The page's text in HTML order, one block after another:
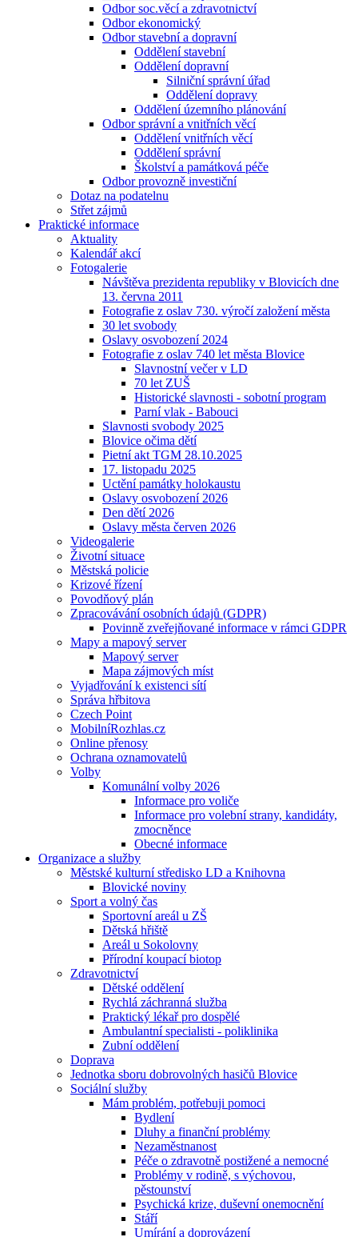
Odbor soc.věcí a zdravotnictví
Odbor ekonomický
Odbor stavební a dopravní
Oddělení stavební
Oddělení dopravní
Silniční správní úřad
Oddělení dopravy
Oddělení územního plánování
Odbor správní a vnitřních věcí
Oddělení vnitřních věcí
Oddělení správní
Školství a památková péče
Odbor provozně investiční
Dotaz na podatelnu
Střet zájmů
Praktické informace
Aktuality
Kalendář akcí
Fotogalerie
Návštěva prezidenta republiky v Blovicích dne
13. června 2011
Fotografie z oslav 730. výročí založení města
30 let svobody
Oslavy osvobození 2024
Fotografie z oslav 740 let města Blovice
Slavnostní večer v LD
70 let ZUŠ
Historické slavnosti - sobotní program
Parní vlak - Babouci
Slavnosti svobody 2025
Blovice očima dětí
Pietní akt TGM 28.10.2025
17. listopadu 2025
Uctění památky holokaustu
Oslavy osvobození 2026
Den dětí 2026
Oslavy města červen 2026
Videogalerie
Životní situace
Městská policie
Krizové řízení
Povodňový plán
Zpracovávání osobních údajů (GDPR)
Povinně zveřejňované informace v rámci GDPR
Mapy a mapový server
Mapový server
Mapa zájmových míst
Vyjadřování k existenci sítí
Správa hřbitova
Czech Point
MobilníRozhlas.cz
Online přenosy
Ochrana oznamovatelů
Volby
Komunální volby 2026
Informace pro voliče
Informace pro volební strany, kandidáty,
zmocněnce
Obecné informace
Organizace a služby
Městské kulturní středisko LD a Knihovna
Blovické noviny
Sport a volný čas
Sportovní areál u ZŠ
Dětská hřiště
Areál u Sokolovny
Přírodní koupací biotop
Zdravotnictví
Dětské oddělení
Rychlá záchranná služba
Praktický lékař pro dospělé
Ambulantní specialisti - poliklinika
Zubní oddělení
Doprava
Jednotka sboru dobrovolných hasičů Blovice
Sociální služby
Mám problém, potřebuji pomoci
Bydlení
Dluhy a finanční problémy
Nezaměstnanost
Péče o zdravotně postižené a nemocné
Problémy v rodině, s výchovou,
pěstounství
Psychická krize, duševní onemocnění
Stáří
Umírání a doprovázení